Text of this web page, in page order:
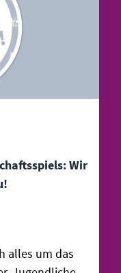
Wir
alles um das